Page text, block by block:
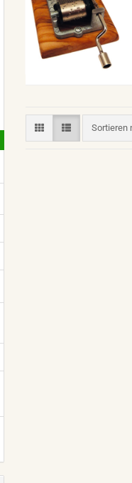
Sortieren
Sortieren